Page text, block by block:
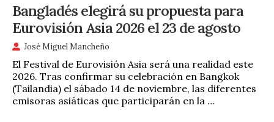
Bangladés elegirá su propuesta para
Eurovisión Asia 2026 el 23 de agosto
José Miguel Mancheño
El Festival de Eurovisión Asia será una realidad este
2026. Tras confirmar su celebración en Bangkok
(Tailandia) el sábado 14 de noviembre, las diferentes
emisoras asiáticas que participarán en la …